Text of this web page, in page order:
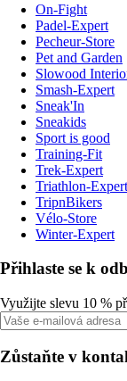
On-Fight
Padel-Expert
Pecheur-Store
Pet and Garden
Slowood
Smash-Expert
Sneak'In
Sneakids
Sport is good
Training-Fit
Trek-Expert
Triathlon-Expert
TripnBikers
Vélo-Store
Winter-Expert
Přihlaste se k
Využijte slevu 10 %
Zůstaňte v